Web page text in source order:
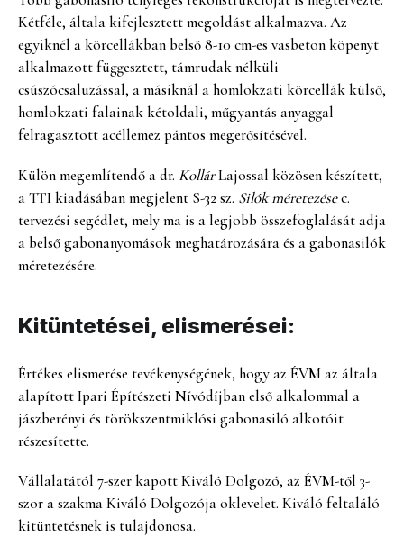
Kétféle, általa kifejlesztett megoldást alkalmazva. Az
egyiknél a körcellákban belső 8-10 cm-es vasbeton köpenyt
alkalmazott függesztett, támrudak nélküli
csúszócsaluzással, a másiknál a homlokzati körcellák külső,
homlokzati falainak kétoldali, műgyantás anyaggal
felragasztott acéllemez pántos megerősítésével.
Külön megemlítendő a dr. KollárLajossal közösen készített,
a TTI kiadásában megjelent S-32 sz. Silók méretezésec.
tervezési segédlet, mely ma is a legjobb összefoglalását adja
a belső gabonanyomások meghatározására és a gabonasilók
méretezésére.
Kitüntetései, elismerései:
Értékes elismerése tevékenységének, hogy az ÉVM az általa
alapított Ipari Építészeti Nívódíjban első alkalommal a
jászberényi és törökszentmiklósi gabonasiló alkotóit
részesítette.
Vállalatától 7-szer kapott Kiváló Dolgozó, az ÉVM-től 3-
szor a szakma Kiváló Dolgozója oklevelet. Kiváló feltaláló
kitüntetésnek is tulajdonosa.